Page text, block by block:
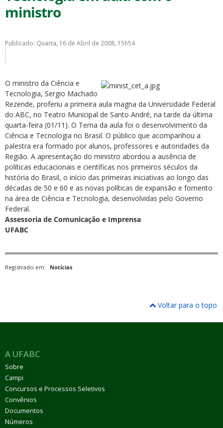
ministro
Publicado: Quarta, 16 de Abril de 2008, 15h54
O ministro da Ciência e
Tecnologia, Sergio Machado
Rezende, proferiu a primeira aula magna da Universidade Federal
do ABC, no Teatro Municipal de Santo André, na tarde da última
quarta-feira (01/11). O Tema da aula foi o desenvolvimento da
Ciência e Tecnologia no Brasil. O público que acompanhou a
palestra era formado por alunos, professores e autoridades da
Região. A apresentação do ministro abordou a ausência de
políticas educacionais e científicas nos primeiros séculos da
história do Brasil, o início das primeiras iniciativas ao longo das
décadas de 50 e 60 e as novas políticas de expansão e fomento
na área de Ciência e Tecnologia, desenvolvidas pelo Governo
Federal.
Assessoria de Comunicação e Imprensa
UFABC
Registrado em: Notícias
Voltar para o topo
A UFABC
Sobre
Campi
Concursos e Processos Seletivos
Convênios
Documentos
Números